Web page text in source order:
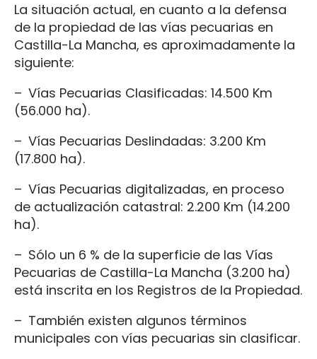
La situación actual, en cuanto a la defensa
de la propiedad de las vías pecuarias en
Castilla-La Mancha, es aproximadamente la
siguiente:
– Vías Pecuarias Clasificadas: 14.500 Km
(56.000 ha).
– Vías Pecuarias Deslindadas: 3.200 Km
(17.800 ha).
– Vías Pecuarias digitalizadas, en proceso
de actualización catastral: 2.200 Km (14.200
ha).
– Sólo un 6 % de la superficie de las Vías
Pecuarias de Castilla-La Mancha (3.200 ha)
está inscrita en los Registros de la Propiedad.
– También existen algunos términos
municipales con vías pecuarias sin clasificar.